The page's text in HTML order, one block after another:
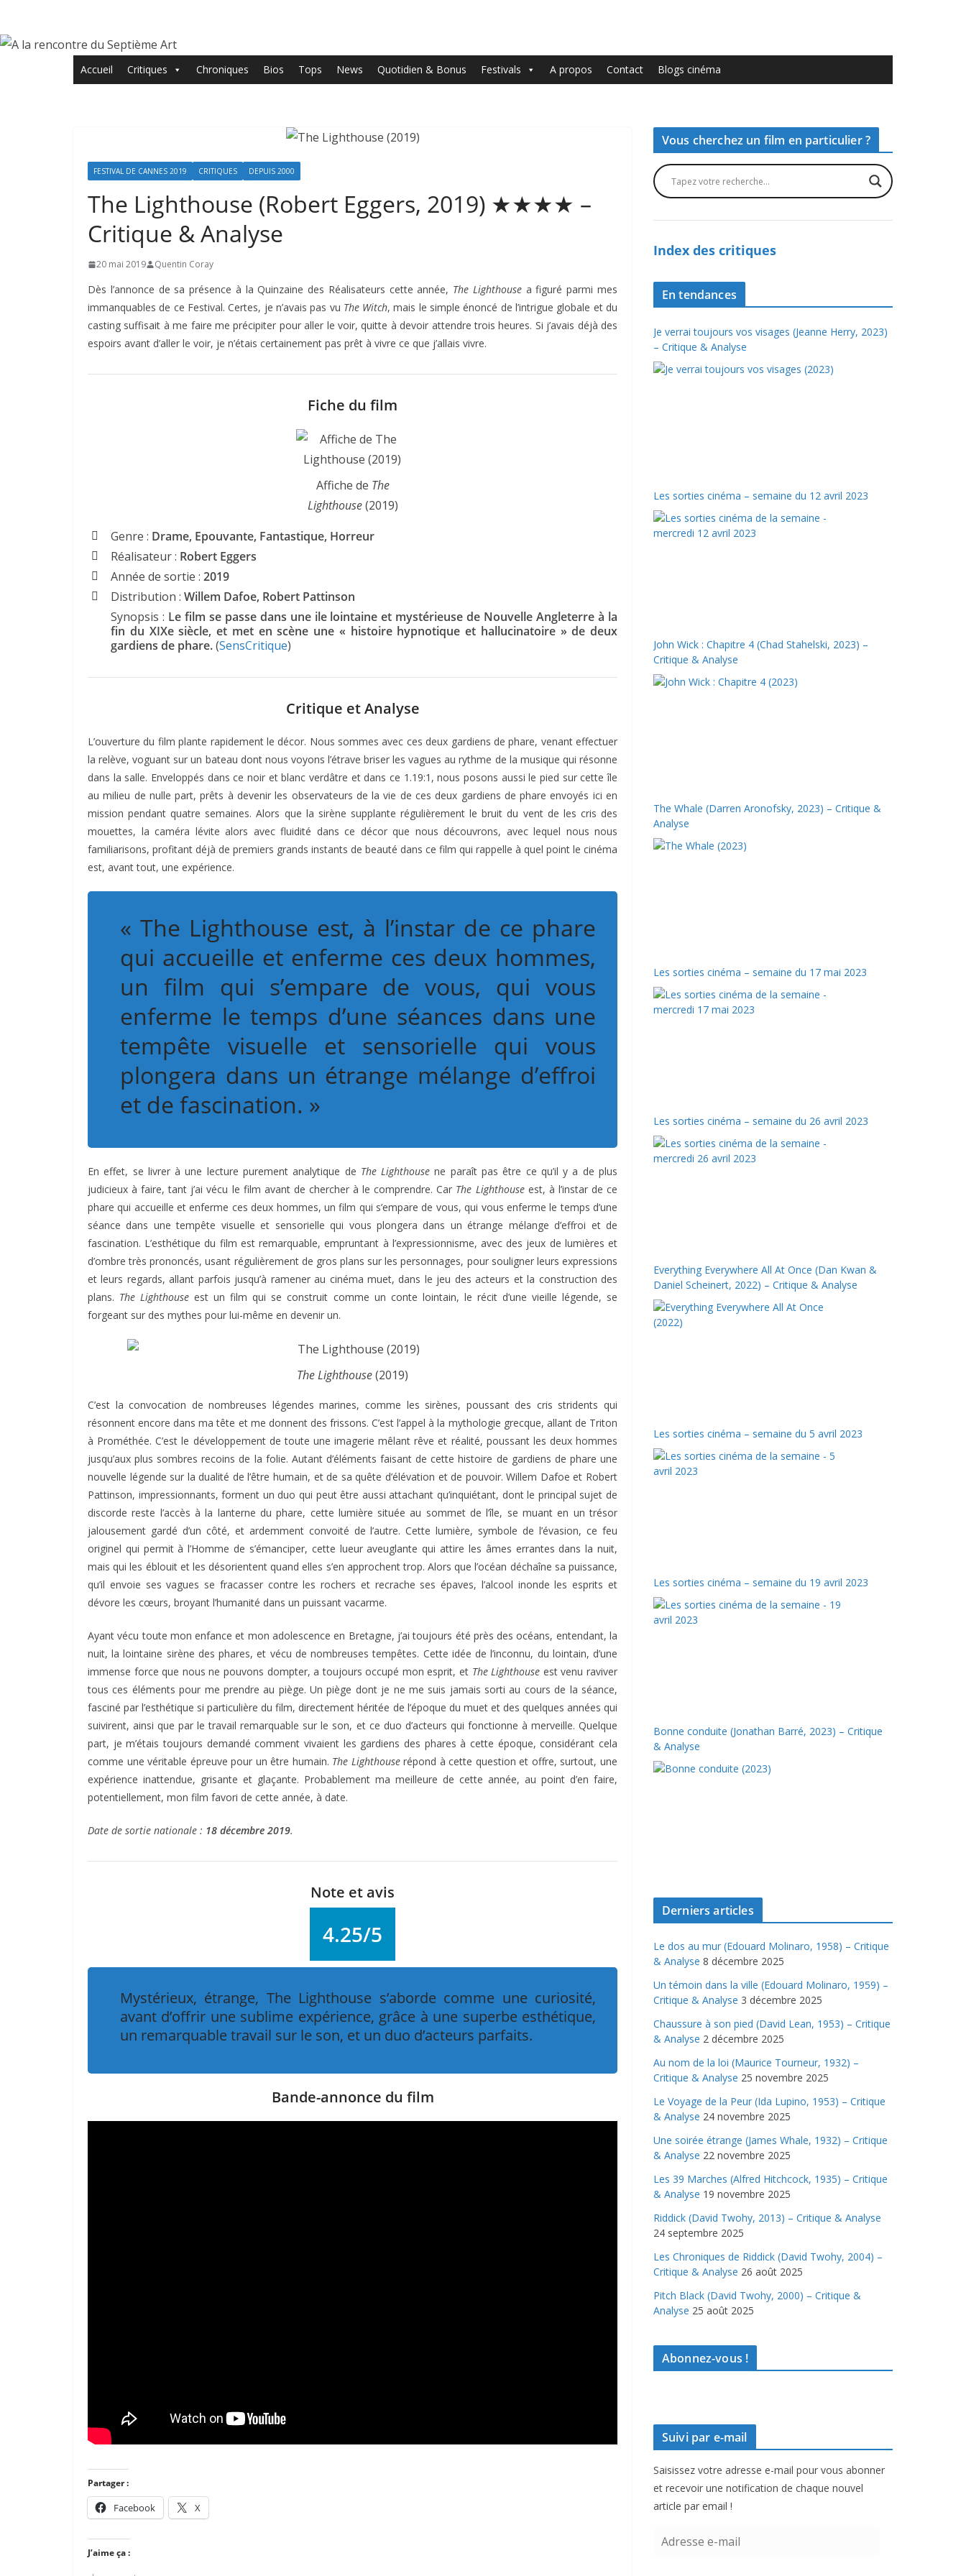
contenu
Accueil Critiques Chroniques Bios Tops News Quotidien & Bonus Festivals A propos Contact Blogs cinéma
FESTIVAL DE CANNES 2019 CRITIQUES DEPUIS 2000
The Lighthouse (Robert Eggers, 2019) ★★★★ –
Critique & Analyse
20 mai 2019 Quentin Coray
Dès l’annonce de sa présence à la Quinzaine des Réalisateurs cette année, The Lighthousea figuré parmi mes
immanquables de ce Festival. Certes, je n’avais pas vu The Witch, mais le simple énoncé de l’intrigue globale et du
casting suffisait à me faire me précipiter pour aller le voir, quitte à devoir attendre trois heures. Si j’avais déjà des
espoirs avant d’aller le voir, je n’étais certainement pas prêt à vivre ce que j’allais vivre.
Fiche du film
Affiche de The
Lighthouse(2019)
Genre : Drame, Epouvante, Fantastique, Horreur
Réalisateur : Robert Eggers
Année de sortie : 2019
Distribution : Willem Dafoe, Robert Pattinson
Synopsis : Le film se passe dans une ile lointaine et mystérieuse de Nouvelle Angleterre à la
fin du XIXe siècle, et met en scène une « histoire hypnotique et hallucinatoire » de deux
gardiens de phare.(SensCritique)
Critique et Analyse
L’ouverture du film plante rapidement le décor. Nous sommes avec ces deux gardiens de phare, venant effectuer
la relève, voguant sur un bateau dont nous voyons l’étrave briser les vagues au rythme de la musique qui résonne
dans la salle. Enveloppés dans ce noir et blanc verdâtre et dans ce 1.19:1, nous posons aussi le pied sur cette île
au milieu de nulle part, prêts à devenir les observateurs de la vie de ces deux gardiens de phare envoyés ici en
mission pendant quatre semaines. Alors que la sirène supplante régulièrement le bruit du vent de les cris des
mouettes, la caméra lévite alors avec fluidité dans ce décor que nous découvrons, avec lequel nous nous
familiarisons, profitant déjà de premiers grands instants de beauté dans ce film qui rappelle à quel point le cinéma
est, avant tout, une expérience.
« The Lighthouse est, à l’instar de ce phare
qui accueille et enferme ces deux hommes,
un film qui s’empare de vous, qui vous
enferme le temps d’une séances dans une
tempête visuelle et sensorielle qui vous
plongera dans un étrange mélange d’effroi
et de fascination. »
En effet, se livrer à une lecture purement analytique de The Lighthouse ne paraît pas être ce qu’il y a de plus
judicieux à faire, tant j’ai vécu le film avant de chercher à le comprendre. Car The Lighthouseest, à l’instar de ce
phare qui accueille et enferme ces deux hommes, un film qui s’empare de vous, qui vous enferme le temps d’une
séance dans une tempête visuelle et sensorielle qui vous plongera dans un étrange mélange d’effroi et de
fascination. L’esthétique du film est remarquable, empruntant à l’expressionnisme, avec des jeux de lumières et
d’ombre très prononcés, usant régulièrement de gros plans sur les personnages, pour souligner leurs expressions
et leurs regards, allant parfois jusqu’à ramener au cinéma muet, dans le jeu des acteurs et la construction des
plans. The Lighthouse est un film qui se construit comme un conte lointain, le récit d’une vieille légende, se
forgeant sur des mythes pour lui-même en devenir un.
The Lighthouse(2019)
C’est la convocation de nombreuses légendes marines, comme les sirènes, poussant des cris stridents qui
résonnent encore dans ma tête et me donnent des frissons. C’est l’appel à la mythologie grecque, allant de Triton
à Prométhée. C’est le développement de toute une imagerie mêlant rêve et réalité, poussant les deux hommes
jusqu’aux plus sombres recoins de la folie. Autant d’éléments faisant de cette histoire de gardiens de phare une
nouvelle légende sur la dualité de l’être humain, et de sa quête d’élévation et de pouvoir. Willem Dafoe et Robert
Pattinson, impressionnants, forment un duo qui peut être aussi attachant qu’inquiétant, dont le principal sujet de
discorde reste l’accès à la lanterne du phare, cette lumière située au sommet de l’île, se muant en un trésor
jalousement gardé d’un côté, et ardemment convoité de l’autre. Cette lumière, symbole de l’évasion, ce feu
originel qui permit à l’Homme de s’émanciper, cette lueur aveuglante qui attire les âmes errantes dans la nuit,
mais qui les éblouit et les désorientent quand elles s’en approchent trop. Alors que l’océan déchaîne sa puissance,
qu’il envoie ses vagues se fracasser contre les rochers et recrache ses épaves, l’alcool inonde les esprits et
dévore les cœurs, broyant l’humanité dans un puissant vacarme.
Ayant vécu toute mon enfance et mon adolescence en Bretagne, j’ai toujours été près des océans, entendant, la
nuit, la lointaine sirène des phares, et vécu de nombreuses tempêtes. Cette idée de l’inconnu, du lointain, d’une
immense force que nous ne pouvons dompter, a toujours occupé mon esprit, et The Lighthouse est venu raviver
tous ces éléments pour me prendre au piège. Un piège dont je ne me suis jamais sorti au cours de la séance,
fasciné par l’esthétique si particulière du film, directement héritée de l’époque du muet et des quelques années qui
suivirent, ainsi que par le travail remarquable sur le son, et ce duo d’acteurs qui fonctionne à merveille. Quelque
part, je m’étais toujours demandé comment vivaient les gardiens des phares à cette époque, considérant cela
comme une véritable épreuve pour un être humain. The Lighthouserépond à cette question et offre, surtout, une
expérience inattendue, grisante et glaçante. Probablement ma meilleure de cette année, au point d’en faire,
potentiellement, mon film favori de cette année, à date.
Date de sortie nationale : 18 décembre 2019.
Note et avis
4.25/5
Mystérieux, étrange, The Lighthouse s’aborde comme une curiosité,
avant d’offrir une sublime expérience, grâce à une superbe esthétique,
un remarquable travail sur le son, et un duo d’acteurs parfaits.
Bande-annonce du film
Partager :
Facebook X
J’aime ça :
Vous cherchez un film en particulier ?
Index des critiques
En tendances
Je verrai toujours vos visages (Jeanne Herry, 2023)
– Critique & Analyse
Les sorties cinéma – semaine du 12 avril 2023
John Wick : Chapitre 4 (Chad Stahelski, 2023) –
Critique & Analyse
The Whale (Darren Aronofsky, 2023) – Critique &
Analyse
Les sorties cinéma – semaine du 17 mai 2023
Les sorties cinéma – semaine du 26 avril 2023
Everything Everywhere All At Once (Dan Kwan &
Daniel Scheinert, 2022) – Critique & Analyse
Les sorties cinéma – semaine du 5 avril 2023
Les sorties cinéma – semaine du 19 avril 2023
Bonne conduite (Jonathan Barré, 2023) – Critique
& Analyse
Derniers articles
Le dos au mur (Edouard Molinaro, 1958) – Critique
& Analyse 8 décembre 2025
Un témoin dans la ville (Edouard Molinaro, 1959) –
Critique & Analyse 3 décembre 2025
Chaussure à son pied (David Lean, 1953) – Critique
& Analyse 2 décembre 2025
Au nom de la loi (Maurice Tourneur, 1932) –
Critique & Analyse 25 novembre 2025
Le Voyage de la Peur (Ida Lupino, 1953) – Critique
& Analyse 24 novembre 2025
Une soirée étrange (James Whale, 1932) – Critique
& Analyse 22 novembre 2025
Les 39 Marches (Alfred Hitchcock, 1935) – Critique
& Analyse 19 novembre 2025
Riddick (David Twohy, 2013) – Critique & Analyse
24 septembre 2025
Les Chroniques de Riddick (David Twohy, 2004) –
Critique & Analyse 26 août 2025
Pitch Black (David Twohy, 2000) – Critique &
Analyse 25 août 2025
Abonnez-vous !
Suivi par e-mail
Saisissez votre adresse e-mail pour vous abonner
et recevoir une notification de chaque nouvel
article par email !